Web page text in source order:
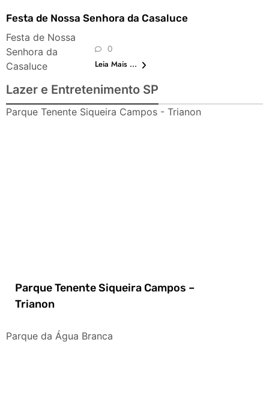
Festa de Nossa Senhora da Casaluce
Festa de Nossa
Senhora da
Casaluce
0
Leia Mais ...
Lazer e Entretenimento SP
Parque Tenente Siqueira Campos - Trianon
Parque Tenente Siqueira Campos –
Trianon
Parque da Água Branca